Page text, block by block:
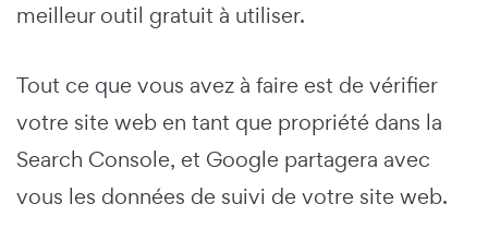
meilleur outil gratuit à utiliser.
Tout ce que vous avez à faire est de vérifier
votre site web en tant que propriété dans la
Search Console, et Google partagera avec
vous les données de suivi de votre site web.